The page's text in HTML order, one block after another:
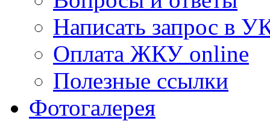
Написать запрос в
Оплата ЖКУ online
Полезные ссылки
Фотогалерея